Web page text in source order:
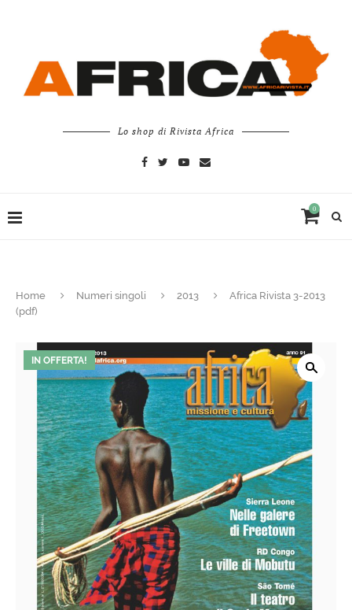
Lo shop di Rivista Africa
0
Home Numeri singoli 2013
Africa Rivista 3-2013
(pdf)
IN OFFERTA!